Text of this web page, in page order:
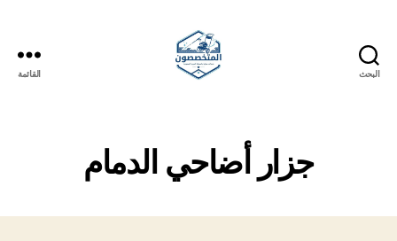
البحث القائمة
جزار أضاحي الدمام